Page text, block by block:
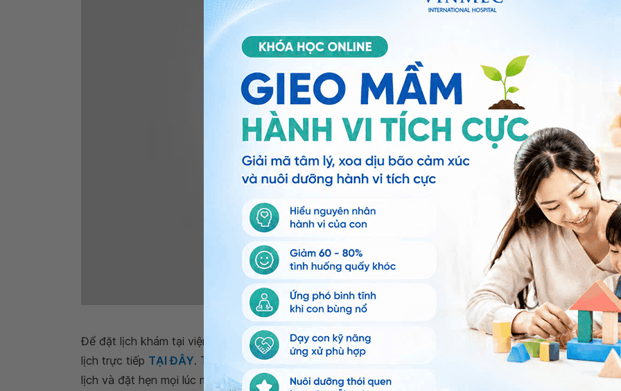
Không có vắc xin an toàn tuyệt đối
Để đặt lịch khám tại viện, Quý khách vui lòng bấm sốHOTLINE GÓI DỊCH VỤhoặc đặt
lịch trực tiếp TẠI ĐÂY. Tải và đặt lịch khám tự động trên ứng dụng My Vinmec để quản lý, theo dõi
lịch và đặt hẹn mọi lúc mọi nơi ngay trên ứng dụng.